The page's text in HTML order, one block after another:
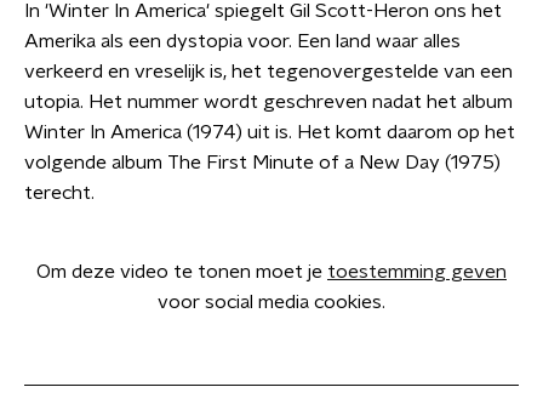
In 'Winter In America' spiegelt Gil Scott-Heron ons het
Amerika als een dystopia voor. Een land waar alles
verkeerd en vreselijk is, het tegenovergestelde van een
utopia. Het nummer wordt geschreven nadat het album
Winter In America (1974) uit is. Het komt daarom op het
volgende album The First Minute of a New Day (1975)
terecht.
Om deze video te tonen moet je toestemming geven
voor social media cookies.